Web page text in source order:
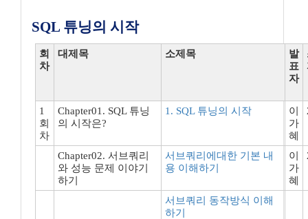
SQL 튜닝의 시작
회
차
대제목 소제목
발
표
자
1
회
차
Chapter01. SQL 튜닝
의 시작은?
1. SQL 튜닝의 시작
이
가
혜
Chapter02. 서브쿼리
와 성능 문제 이야기
하기
서브쿼리에대한 기본 내
용 이해하기
이
가
혜
서브쿼리 동작방식 이해
하기